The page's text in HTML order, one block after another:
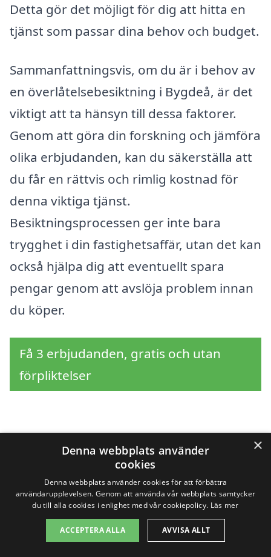
Detta gör det möjligt för dig att hitta en
tjänst som passar dina behov och budget.
Sammanfattningsvis, om du är i behov av
en överlåtelsebesiktning i Bygdeå, är det
viktigt att ta hänsyn till dessa faktorer.
Genom att göra din forskning och jämföra
olika erbjudanden, kan du säkerställa att
du får en rättvis och rimlig kostnad för
denna viktiga tjänst.
Besiktningsprocessen ger inte bara
trygghet i din fastighetsaffär, utan det kan
också hjälpa dig att eventuellt spara
pengar genom att avslöja problem innan
du köper.
Få 3 erbjudanden, gratis och utan
förpliktelser
Sök efter en
professionell för
överlåtelsebesiktning i
andra städer nära
×
Denna webbplats använder
cookies
Denna webbplats använder cookies för att förbättra
användarupplevelsen. Genom att använda vår webbplats samtycker
du till alla cookies i enlighet med vår cookiepolicy. Läs mer
ACCEPTERA ALLA AVVISA ALLT